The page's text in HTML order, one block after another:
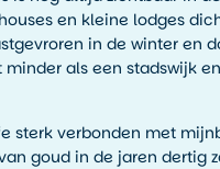
en kleine lodges
in de winter en
minder als een stadswijk
sterk verbonden met
goud in de jaren dertig